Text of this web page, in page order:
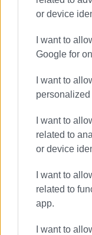
or device
I want to
Google for
I want to
I want to
related to
or device
I want to
related to
app.
I want to